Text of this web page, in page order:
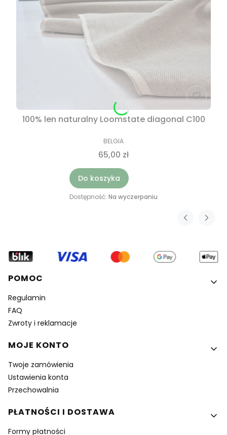
100% len naturalny Loomstate diagonal C100
BELGIA
65,00 zł
Do koszyka
Dostępność: Na wyczerpaniu
Linki w stopce
POMOC
Regulamin
FAQ
Zwroty i reklamacje
MOJE KONTO
Twoje zamówienia
Ustawienia konta
Przechowalnia
PŁATNOŚCI I DOSTAWA
Formy płatności